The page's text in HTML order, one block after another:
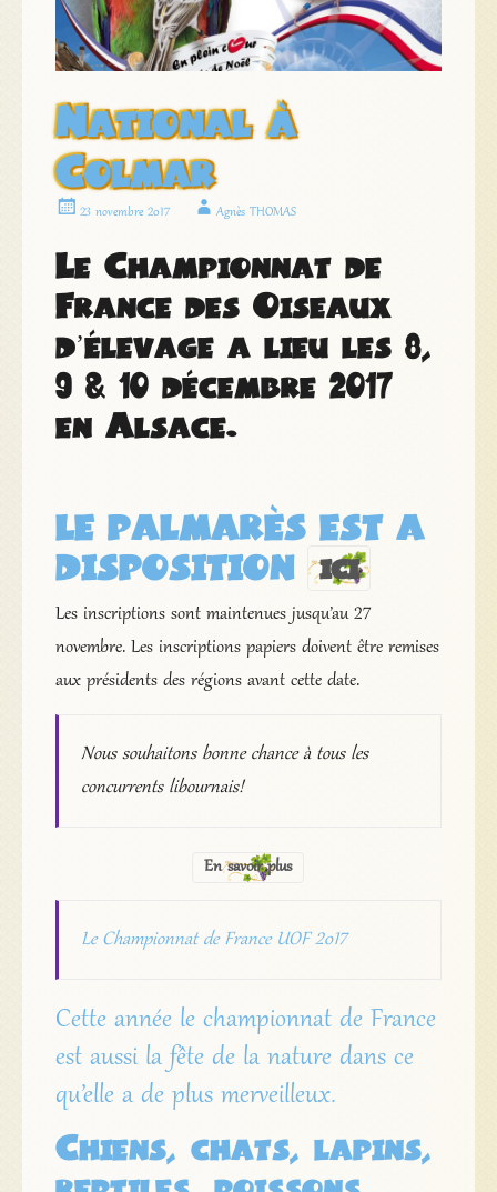
National à
Colmar
23 novembre 2017 Agnès THOMAS
Le Championnat de
France des Oiseaux
d’élevage a lieu les 8,
9 & 10 décembre 2017
en Alsace.
LE PALMARÈS EST A
DISPOSITION
ICI
Les inscriptions sont maintenues jusqu’au 27
novembre. Les inscriptions papiers doivent être remises
aux présidents des régions avant cette date.
Nous souhaitons bonne chance à tous les
concurrents libournais!
En savoir plus
Le Championnat de France UOF 2017
Cette année le championnat de France
est aussi la fête de la nature dans ce
qu’elle a de plus merveilleux.
Chiens, chats, lapins,